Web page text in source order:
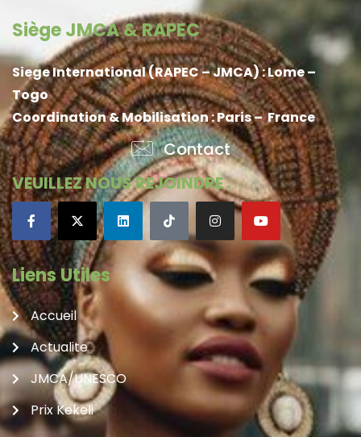
Siège JMCA & RAPEC
Siege International (RAPEC – JMCA) : Lome –
Togo
Coordination & Mobilisation : Paris – France
Contact
VEUILLEZ NOUS REJOINDRE :
Liens Utiles
Accueil
Actualite
JMCA/UNESCO
Prix Kekeli